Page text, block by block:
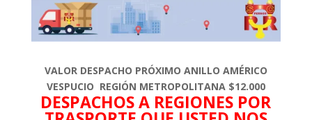
VALOR DESPACHO PRÓXIMO ANILLO AMÉRICO
VESPUCIO REGIÓN METROPOLITANA $12.000
DESPACHOS A REGIONES POR